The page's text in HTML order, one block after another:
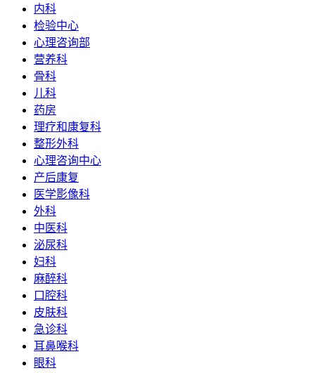
内科
检验中心
心理咨询部
营养科
骨科
儿科
药房
理疗和康复科
整形外科
心理咨询中心
产后康复
医学影像科
外科
中医科
泌尿科
妇科
麻醉科
口腔科
皮肤科
急诊科
耳鼻喉科
眼科